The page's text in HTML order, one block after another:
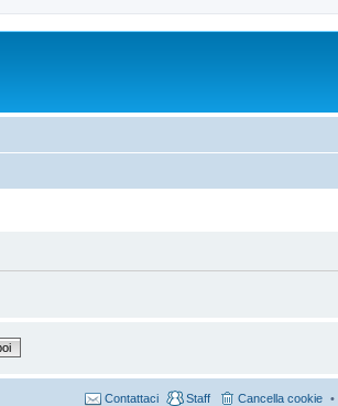
Cancella cookie
Staff
Contattaci